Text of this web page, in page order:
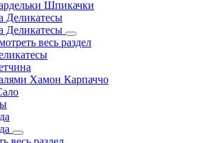
Шпикачки
Деликатесы
Деликатесы
весь раздел
Хамон Карпаччо